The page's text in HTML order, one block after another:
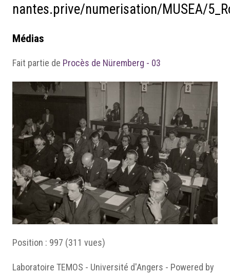
nantes.prive/numerisation/MUSEA/
Médias
Fait partie de Procès de Nüremberg - 03
Position : 997 (311 vues)
Laboratoire TEMOS - Université d'Angers - Powered by